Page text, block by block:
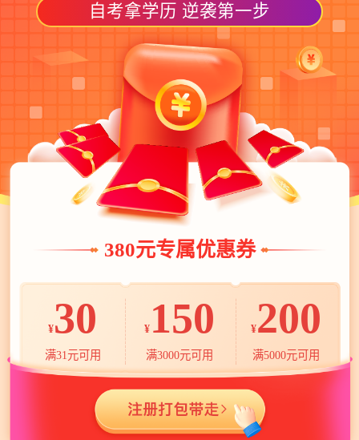
自考拿学历 逆袭第一步
380元专属优惠券
¥30
满31元可用
¥ 150
满3000元可用
¥200
满5000元可用